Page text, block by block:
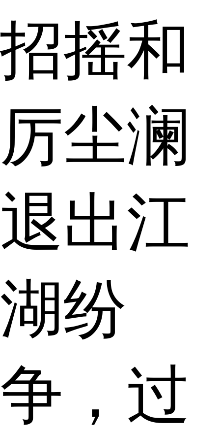
招摇和
厉尘澜
退出江
湖纷
争，过